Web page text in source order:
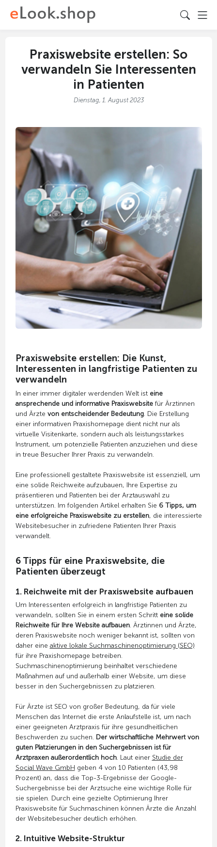
Praxiswebsite erstellen: So
verwandeln Sie Interessenten
in Patienten
Dienstag, 1. August 2023
Praxiswebsite erstellen: Die Kunst,
Interessenten in langfristige Patienten zu
verwandeln
In einer immer digitaler werdenden Welt ist eine
ansprechende und informative Praxiswebsitefür Ärztinnen
und Ärzte von entscheidender Bedeutung. Die Erstellung
einer informativen Praxishomepage dient nicht nur als
virtuelle Visitenkarte, sondern auch als leistungsstarkes
Instrument, um potenzielle Patienten anzuziehen und diese
in treue Besucher Ihrer Praxis zu verwandeln.
Eine professionell gestaltete Praxiswebsite ist essenziell, um
eine solide Reichweite aufzubauen, Ihre Expertise zu
präsentieren und Patienten bei der Arztauswahl zu
unterstützen. Im folgenden Artikel erhalten Sie 6 Tipps, um
eine erfolgreiche Praxiswebsite zu erstellen, die interessierte
Websitebesucher in zufriedene Patienten Ihrer Praxis
verwandelt.
6 Tipps für eine Praxiswebsite, die
Patienten überzeugt
1. Reichweite mit der Praxiswebsite aufbauen
Um Interessenten erfolgreich in langfristige Patienten zu
verwandeln, sollten Sie in einem ersten Schritt eine solide
Reichweite für Ihre Website aufbauen. Ärztinnen und Ärzte,
deren Praxiswebsite noch weniger bekannt ist, sollten von
daher eine aktive lokale Suchmaschinenoptimierung (SEO)
für ihre Praxishomepage betreiben.
Suchmaschinenoptimierung beinhaltet verschiedene
Maßnahmen auf und außerhalb einer Website, um diese
besser in den Suchergebnissen zu platzieren.
Für Ärzte ist SEO von großer Bedeutung, da für viele
Menschen das Internet die erste Anlaufstelle ist, um nach
einer geeigneten Arztpraxis für ihre gesundheitlichen
Beschwerden zu suchen. Der wirtschaftliche Mehrwert von
guten Platzierungen in den Suchergebnissen ist für
Arztpraxen außerordentlich hoch. Laut einer Studie der
Social Wave GmbH geben 4 von 10 Patienten (43,98
Prozent) an, dass die Top-3-Ergebnisse der Google-
Suchergebnisse bei der Arztsuche eine wichtige Rolle für
sie spielen. Durch eine gezielte Optimierung Ihrer
Praxiswebsite für Suchmaschinen können Ärzte die Anzahl
der Websitebesucher deutlich erhöhen.
2. Intuitive Website-Struktur